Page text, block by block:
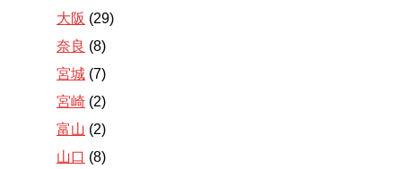
大阪 (29)
奈良 (8)
宮城 (7)
宮崎 (2)
富山 (2)
山口 (8)